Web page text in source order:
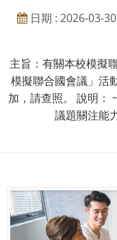
日期 : 2026-03-30
主旨：有關本校模擬
模擬聯合國會議」活
加，請查照。 說明：
議題關注能